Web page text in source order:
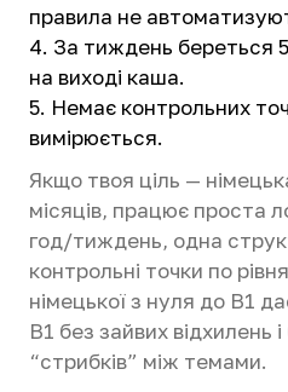
правила не
За тиждень береться
на виході каша.
Немає контрольних
вимірюється.
Якщо твоя ціль —
місяців, працює проста
год/тиждень, одна
контрольні точки по
німецької з нуля до B1
B1 без зайвих відхилень
“стрибків” між темами.